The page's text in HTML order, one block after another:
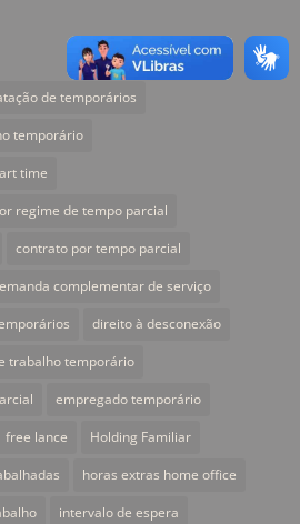
de temporários
temporário
time
regime de tempo parcial
contrato por tempo parcial
complementar de serviço
direito à desconexão
trabalho temporário
empregado temporário
free lance
Holding Familiar
horas extras home office
intervalo de espera